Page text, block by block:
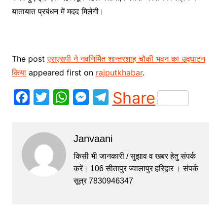
यातायात प्रबंधन में मदद मिलेगी।
The postएसएसपी ने नवनिर्मित शान्तरशाह चौकी भवन का उद्घाटन
कियाappeared first on rajputkhabar.
F
c
e
b
o
T
itt
er
W
s
A
p
p
M
s
e
n
T
el
gr
a
m
Share
Janvaani
किसी भी जानकारी / सुझाव व खबर हेतु संपर्क
करें। 106 सीतापुर ज्वालापुर हरिद्वार । संपर्क
सूत्र 7830946347